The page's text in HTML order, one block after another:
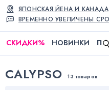
ЯПОНСКАЯ ЙЕНА И КАНАДА
СКИДКИ% НОВИНКИ П
CALYPSO 13 товаров